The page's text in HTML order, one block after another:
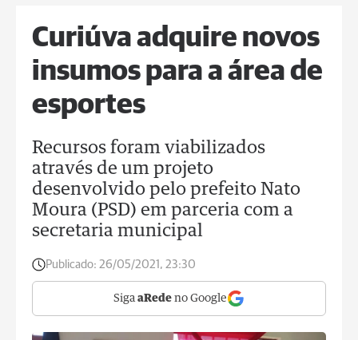
Curiúva adquire novos
insumos para a área de
esportes
Recursos foram viabilizados
através de um projeto
desenvolvido pelo prefeito Nato
Moura (PSD) em parceria com a
secretaria municipal
Publicado: 26/05/2021, 23:30
Siga aRede no Google